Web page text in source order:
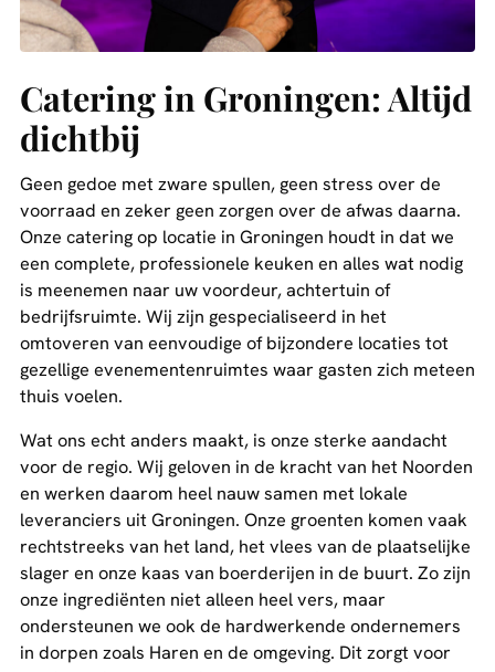
Catering in Groningen: Altijd
dichtbij
Geen gedoe met zware spullen, geen stress over de
voorraad en zeker geen zorgen over de afwas daarna.
Onze catering op locatie in Groningen houdt in dat we
een complete, professionele keuken en alles wat nodig
is meenemen naar uw voordeur, achtertuin of
bedrijfsruimte. Wij zijn gespecialiseerd in het
omtoveren van eenvoudige of bijzondere locaties tot
gezellige evenementenruimtes waar gasten zich meteen
thuis voelen.
Wat ons echt anders maakt, is onze sterke aandacht
voor de regio. Wij geloven in de kracht van het Noorden
en werken daarom heel nauw samen met lokale
leveranciers uit Groningen. Onze groenten komen vaak
rechtstreeks van het land, het vlees van de plaatselijke
slager en onze kaas van boerderijen in de buurt. Zo zijn
onze ingrediënten niet alleen heel vers, maar
ondersteunen we ook de hardwerkende ondernemers
in dorpen zoals Haren en de omgeving. Dit zorgt voor